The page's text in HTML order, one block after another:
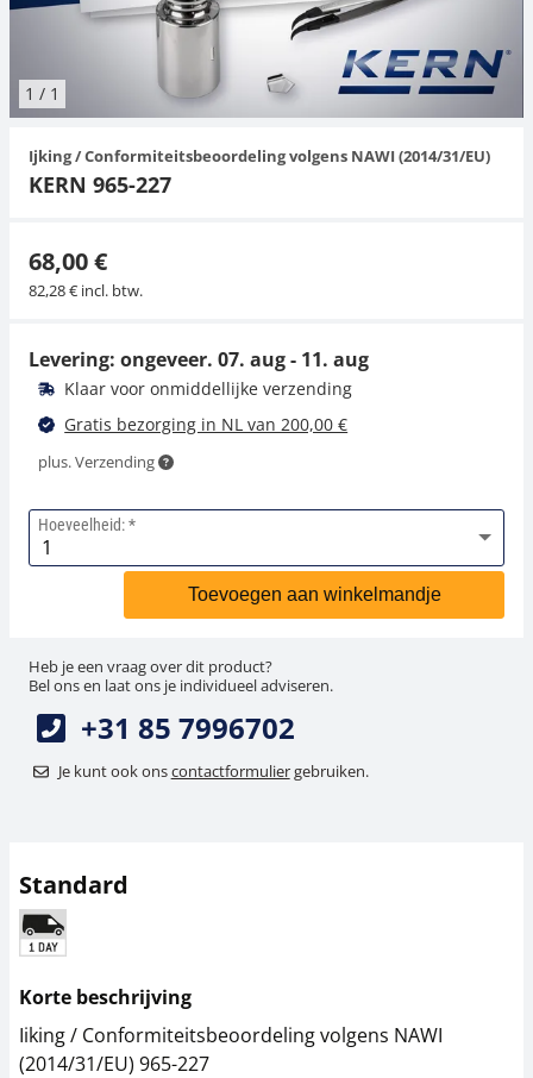
1 / 1
Ijking / Conformiteitsbeoordeling volgens NAWI (2014/31/EU)
KERN 965-227
68,00 €
82,28 € incl. btw.
Levering: ongeveer. 07. aug - 11. aug
Klaar voor onmiddellijke verzending
Gratis bezorging in NL van 200,00 €
plus. Verzending
Hoeveelheid:
Toevoegen aan winkelmandje
Heb je een vraag over dit product?
Bel ons en laat ons je individueel adviseren.
+31 85 7996702
Je kunt ook onscontactformuliergebruiken.
Standard
Korte beschrijving
Iiking / Conformiteitsbeoordeling volgens NAWI
(2014/31/EU) 965-227
Hangende weegschalen
Kraanweegschalen
Bankweegschaal
Weegschaal inclusief software
Accessoires
Spannings- en compressiebelastingcellen
Trekapparaten
Externe verlichting
Microscoop camera's
Toepassingen voor experts
Universele toepassingen
Kleurmeting
Accessoires